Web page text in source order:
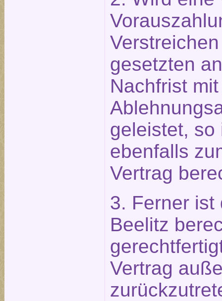
gesetzten
Nachfrist mit
geleistet, so
ebenfalls
Vertrag
3. Ferner ist
Beelitz
Vertrag